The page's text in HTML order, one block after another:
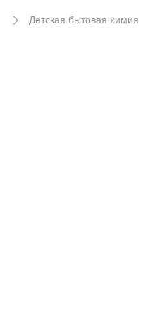
Детская бытовая химия